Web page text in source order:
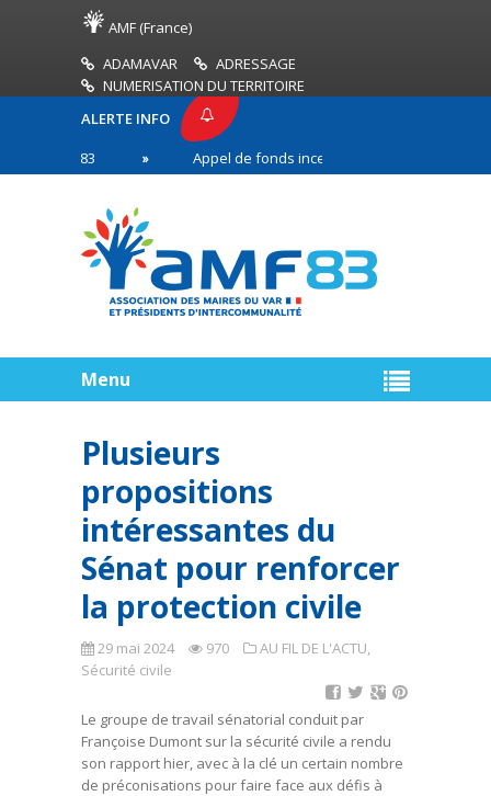
AMF (France)
ADAMAVAR
ADRESSAGE
NUMERISATION DU TERRITOIRE
ALERTE INFO
Appel de fonds incendies de forêt
ligne
Menu
Plusieurs
propositions
intéressantes du
Sénat pour renforcer
la protection civile
29 mai 2024 970 AU FIL DE L'ACTU,
Sécurité civile
Le groupe de travail sénatorial conduit par
Françoise Dumont sur la sécurité civile a rendu
son rapport hier, avec à la clé un certain nombre
de préconisations pour faire face aux défis à